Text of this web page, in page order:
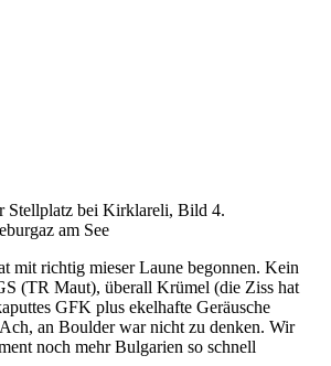
Stellplatz bei Kirklareli, Bild 4.
am See
mit richtig mieser Laune begonnen. Kein
(TR Maut), überall Krümel (die Ziss hat
GFK plus ekelhafte Geräusche
an Boulder war nicht zu denken. Wir
noch mehr Bulgarien so schnell